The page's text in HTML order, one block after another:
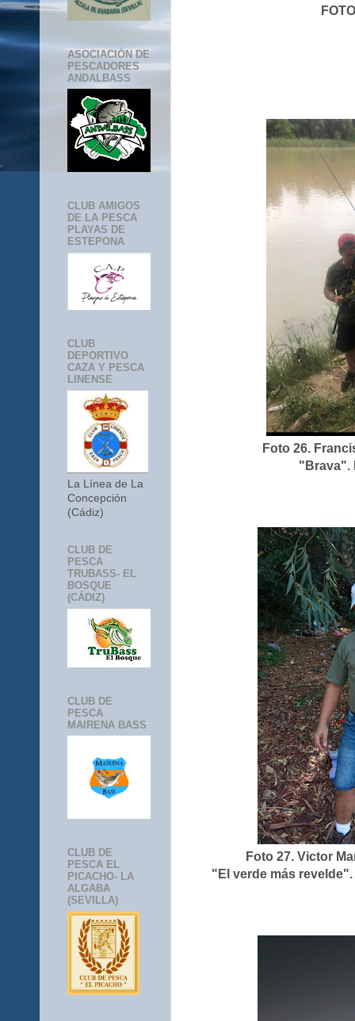
Foto 26.
"Brava".
Foto 27. Victor
"El verde más
ASOCIACIÓN DE
PESCADORES
ANDALBASS
CLUB AMIGOS
DE LA PESCA
PLAYAS DE
ESTEPONA
CLUB
DEPORTIVO
CAZA Y PESCA
LINENSE
La Línea de La
Concepción
(Cádiz)
CLUB DE
PESCA
TRUBASS- EL
BOSQUE
(CÁDIZ)
CLUB DE
PESCA
MAIRENA BASS
CLUB DE
PESCA EL
PICACHO- LA
ALGABA
(SEVILLA)